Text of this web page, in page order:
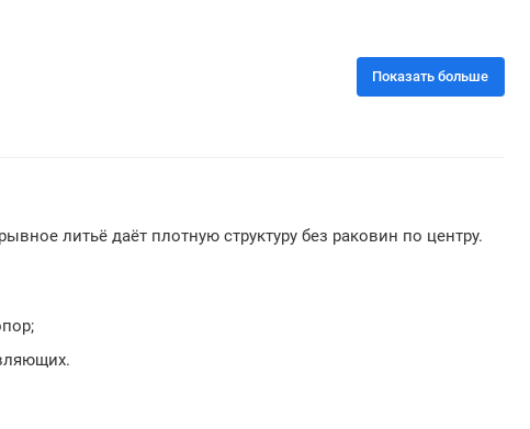
Показать больше
литьё даёт плотную структуру без раковин по центру.